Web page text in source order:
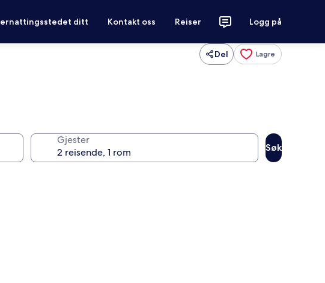
ditt Kontakt oss Reiser Logg på
Del Lagre
Gjester
Søk